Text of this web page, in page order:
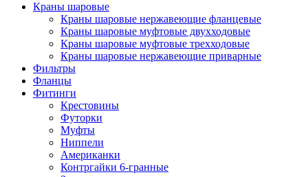
Краны шаровые
Краны шаровые нержавеющие фланцевые
Краны шаровые муфтовые двухходовые
Краны шаровые муфтовые трехходовые
Краны шаровые нержавеющие приварные
Фильтры
Фланцы
Фитинги
Крестовины
Футорки
Муфты
Ниппели
Американки
Контргайки 6-гранные